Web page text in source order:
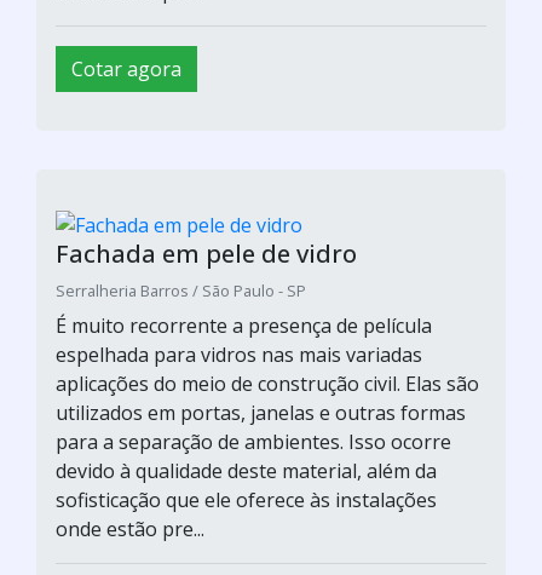
Cotar agora
Fachada em pele de vidro
Serralheria Barros / São Paulo - SP
É muito recorrente a presença de película
espelhada para vidros nas mais variadas
aplicações do meio de construção civil. Elas são
utilizados em portas, janelas e outras formas
para a separação de ambientes. Isso ocorre
devido à qualidade deste material, além da
sofisticação que ele oferece às instalações
onde estão pre...